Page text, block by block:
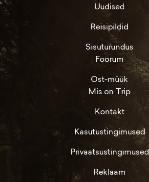
Uudised
Reisipildid
Sisuturundus
Foorum
Ost-müük
Mis on Trip
Kontakt
Kasutustingimused
Privaatsustingimused
Reklaam